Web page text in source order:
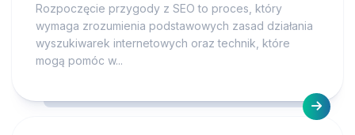
Rozpoczęcie przygody z SEO to proces, który
wymaga zrozumienia podstawowych zasad działania
wyszukiwarek internetowych oraz technik, które
mogą pomóc w...